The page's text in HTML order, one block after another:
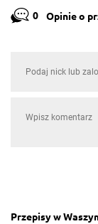
0 Opinie o
Przepisy w